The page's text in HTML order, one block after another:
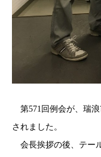
第571回例会が、瑞
されました。
会長挨拶の後、テー